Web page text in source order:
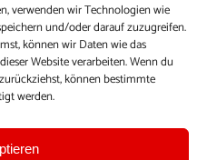
verwenden wir Technologien wie
und/oder darauf zuzugreifen.
können wir Daten wie das
Website verarbeiten. Wenn du
können bestimmte
werden.
dir. Sammel
Perspektive und
youpod.de.Du musst
nutzen zu können, ein
und zu